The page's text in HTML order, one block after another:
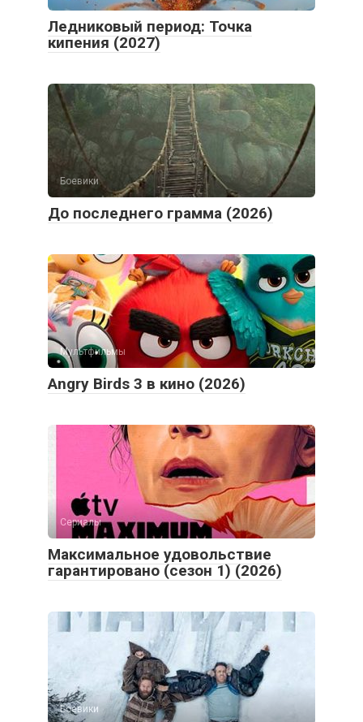
Ледниковый период: Точка
кипения (2027)
Боевики
До последнего грамма (2026)
Мультфильмы
Angry Birds 3 в кино (2026)
Сериалы
Максимальное удовольствие
гарантировано (сезон 1) (2026)
Боевики